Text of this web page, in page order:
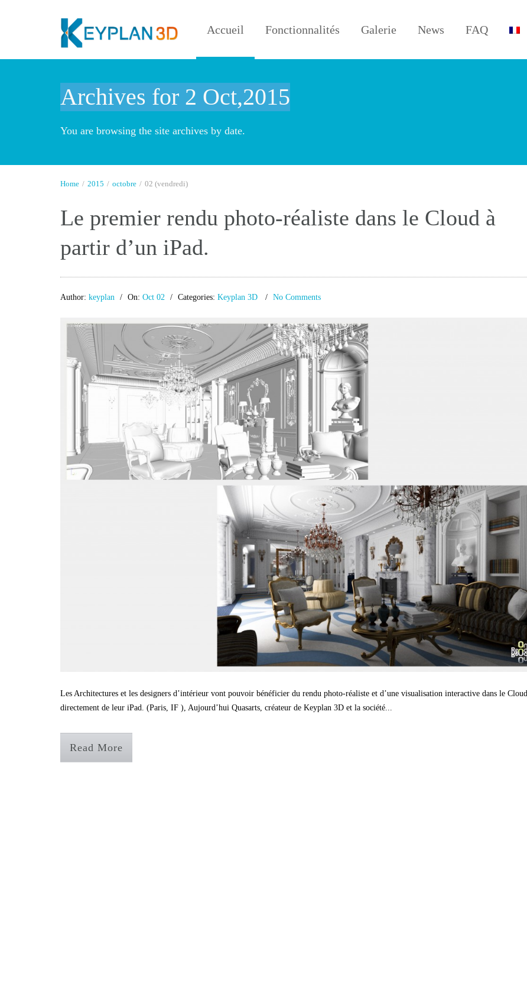
Accueil Fonctionnalités Galerie News FAQ
Archives for 2 Oct,2015
You are browsing the site archives by date.
Home / 2015 / octobre / 02 (vendredi)
Le premier rendu photo-réaliste dans le Cloud à
partir d’un iPad.
Author: keyplan On: Oct 02 Categories: Keyplan 3D No Comments
Les Architectures et les designers d’intérieur vont pouvoir bénéficier du rendu photo-réaliste et d’une visualisation interactive dans le Cloud
directement de leur iPad. (Paris, IF ), Aujourd’hui Quasarts, créateur de Keyplan 3D et la société...
Read More